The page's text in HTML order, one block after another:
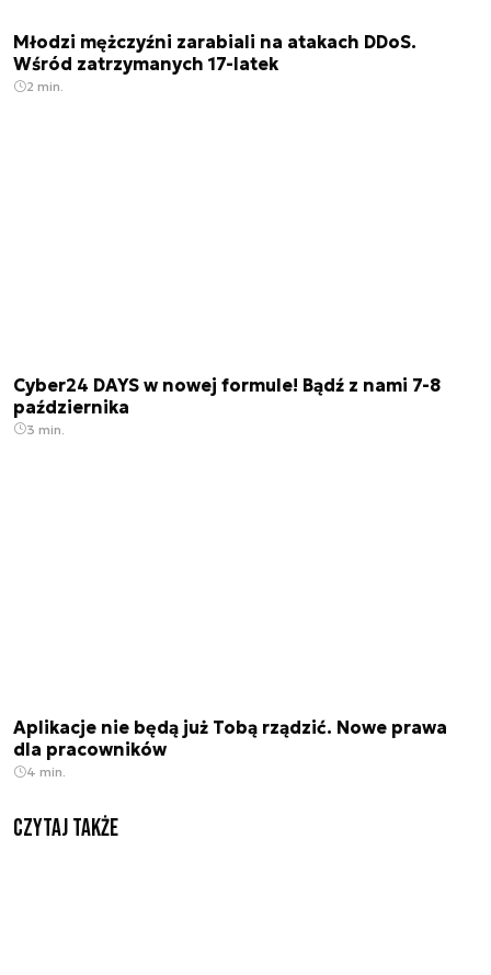
Młodzi mężczyźni zarabiali na atakach DDoS.
Wśród zatrzymanych 17-latek
2 min.
Cyber24 DAYS w nowej formule! Bądź z nami 7-8
października
3 min.
Aplikacje nie będą już Tobą rządzić. Nowe prawa
dla pracowników
4 min.
Czytaj także